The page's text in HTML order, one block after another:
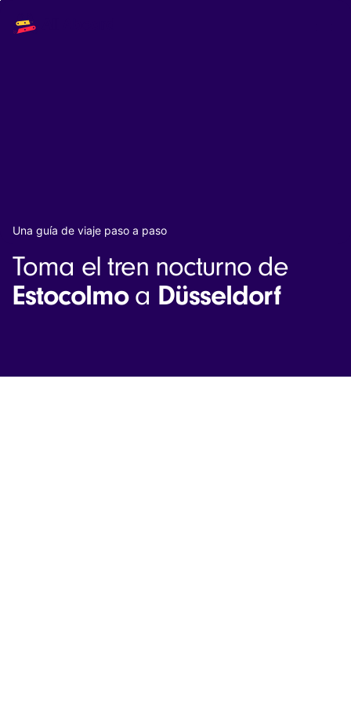
navigation
The API
Book a trip
Interrail passes
Eurail passes
Help & Support
Una guía de viaje paso a paso
Toma el tren nocturno de
Estocolmoa Düsseldorf